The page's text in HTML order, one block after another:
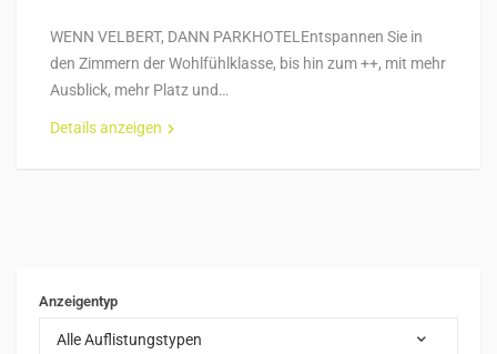
WENN VELBERT, DANN PARKHOTELEntspannen Sie in
den Zimmern der Wohlfühlklasse, bis hin zum ++, mit mehr
Ausblick, mehr Platz und…
Details anzeigen
Anzeigentyp
Alle Auflistungstypen